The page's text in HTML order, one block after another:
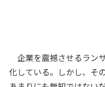
企業を震撼させるラン
化している。しかし、そ